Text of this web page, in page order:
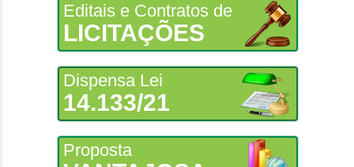
Editais e Contratos de
LICITAÇÕES
Dispensa Lei
14.133/21
Proposta